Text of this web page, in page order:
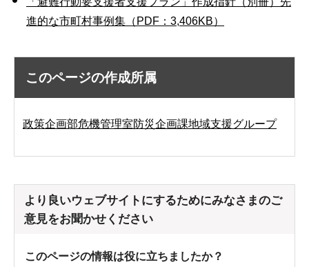
進的な市町村事例集（PDF：3,406KB）
このページの作成所属
政策企画部危機管理室防災企画課地域支援グループ
より良いウェブサイトにするためにみなさまのご
意見をお聞かせください
このページの情報は役に立ちましたか？